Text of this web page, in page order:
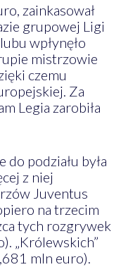
zainkasował
grupowej Ligi
wpłynęło
mistrzowie
czemu
Za
Legia zarobiła
podziału była
z niej
Juventus
na trzecim
tych rozgrywek
„Królewskich”
mln euro).